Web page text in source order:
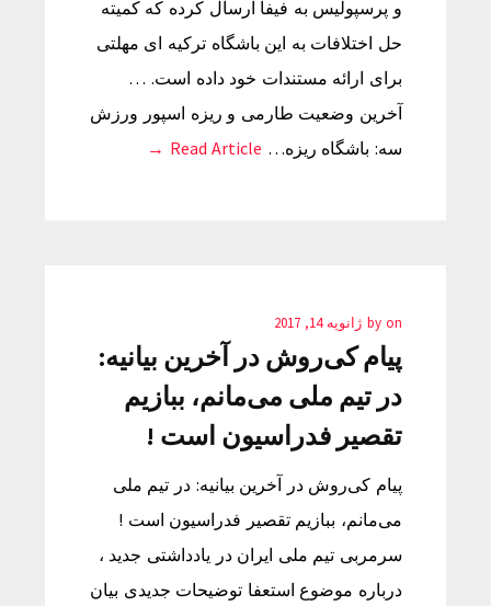
و پرسپولیس به فیفا ارسال کرده که کمیته
حل اختلافات به این باشگاه ترکیه ای مهلتی
برای ارائه مستندات خود داده است. …
آخرین وضعیت طارمی و ریزه اسپور ورزش
سه: باشگاه ریزه… Read Article →
by on ژانویه 14, 2017
پیام کی‌روش در آخرین بیانیه:
در تیم ملی می‌مانم، ببازیم
تقصیر فدراسیون است !
پیام کی‌روش در آخرین بیانیه: در تیم ملی
می‌مانم، ببازیم تقصیر فدراسیون است !
سرمربی تیم ملی ایران در یادداشتی جدید ،
درباره موضوع استعفا توضیحات جدیدی بیان